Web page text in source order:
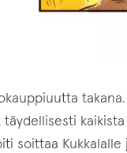
soittaa